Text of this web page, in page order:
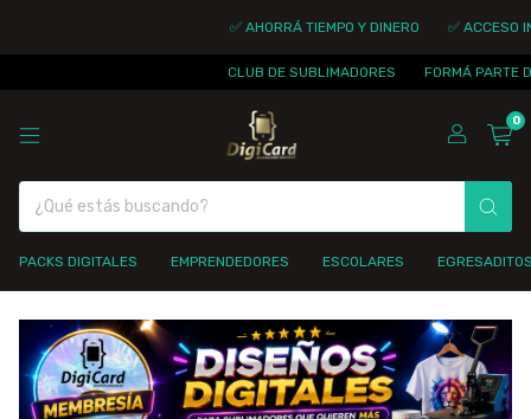
✅ AHORRÁ TIEMPO Y DINERO ✅ ACCESO
CLUB DE SUBLIMADORES FORMÁ PARTE DE LA
0
PACKS DIGITALES EMPRENDEDORES ESCOLARES